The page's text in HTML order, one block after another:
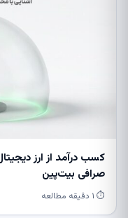
کسب درآمد از ارز
صرافی بیت‌پین
⏱ ۱ دقیقه مطالعه